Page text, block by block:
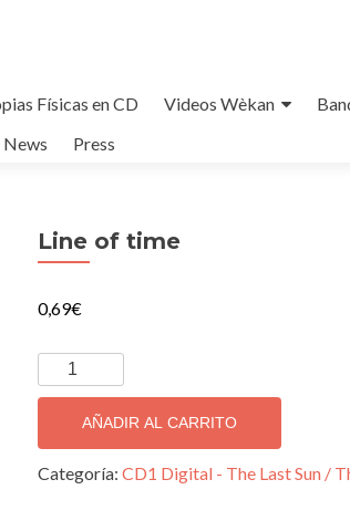
Físicas en CD Videos Wèkan
News Press
Line of time
0,69€
of
cantidad
AÑADIR AL CARRITO
Categoría: CD1 Digital - The Last Sun /